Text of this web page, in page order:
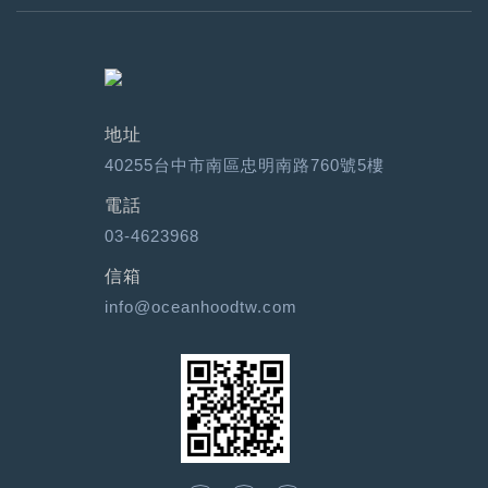
地址
40255台中市南區忠明南路760號5樓
電話
03-4623968
信箱
info@oceanhoodtw.com